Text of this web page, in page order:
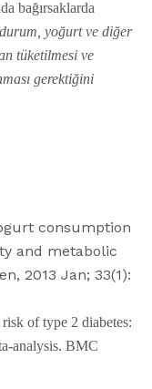
bağırsaklarda
yoğurt ve diğer
tüketilmesi ve
gerektiğini
consumption
and metabolic
2013 Jan; 33(1):
of type 2 diabetes:
analysis. BMC